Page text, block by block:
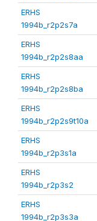
ERHS
1994b_r2p2s7a
ERHS
1994b_r2p2s8aa
ERHS
1994b_r2p2s8ba
ERHS
1994b_r2p2s9t10a
ERHS
1994b_r2p3s1a
ERHS
1994b_r2p3s2
ERHS
1994b_r2p3s3a